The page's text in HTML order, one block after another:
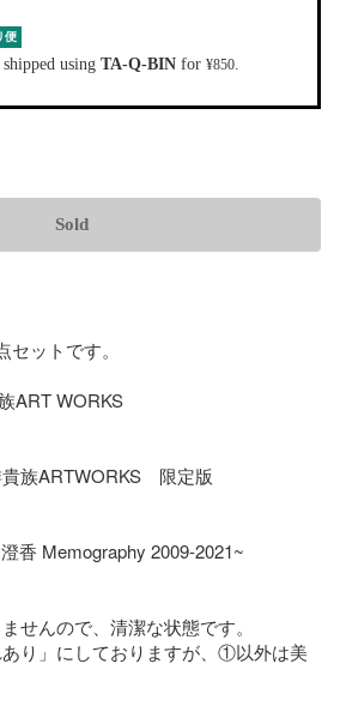
便
using TA-Q-BIN for ¥850.
Sold
ットです。
ART WORKS
族ARTWORKS　限定版
香 Memography 2009-2021~
せんので、清潔な状態です。
り」にしておりますが、①以外は美